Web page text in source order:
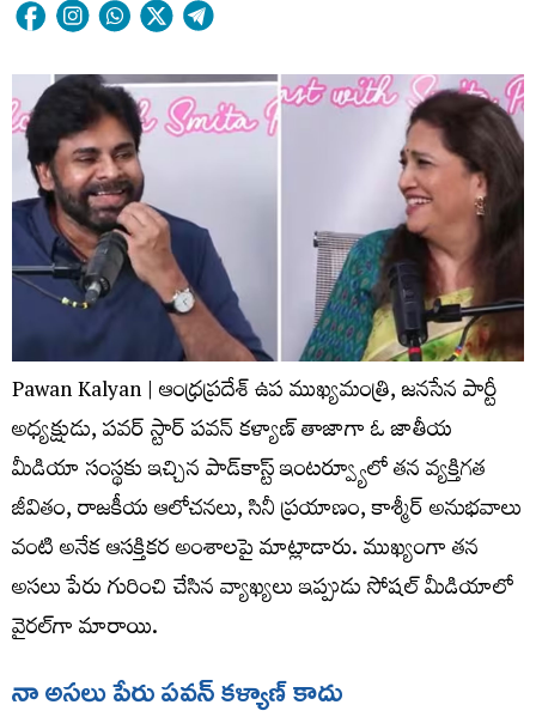
Pawan Kalyan | ఆంధ్రప్రదేశ్ ఉప ముఖ్యమంత్రి, జనసేన పార్టీ
అధ్యక్షుడు, పవర్ స్టార్ పవన్ కళ్యాణ్ తాజాగా ఓ జాతీయ
మీడియా సంస్థకు ఇచ్చిన పాడ్‌కాస్ట్ ఇంటర్వ్యూలో తన వ్యక్తిగత
జీవితం, రాజకీయ ఆలోచనలు, సినీ ప్రయాణం, కాశ్మీర్ అనుభవాలు
వంటి అనేక ఆసక్తికర అంశాలపై మాట్లాడారు. ముఖ్యంగా తన
అసలు పేరు గురించి చేసిన వ్యాఖ్యలు ఇప్పుడు సోషల్ మీడియాలో
వైరల్‌గా మారాయి.
నా అసలు పేరు పవన్ కళ్యాణ్ కాదు